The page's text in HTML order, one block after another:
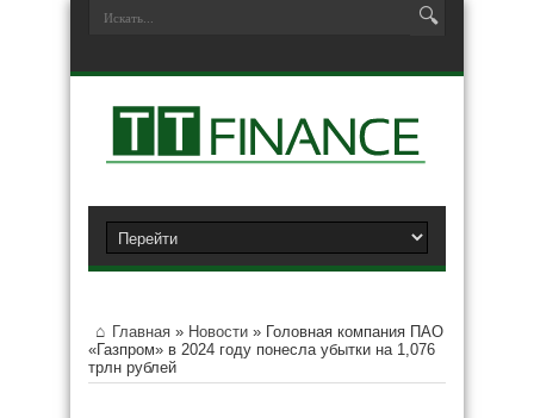
Главная » Новости » Головная компания ПАО
«Газпром» в 2024 году понесла убытки на 1,076
трлн рублей